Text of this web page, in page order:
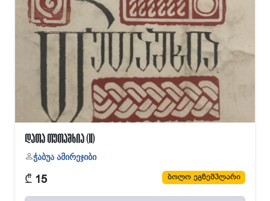
დათა თუთაშხია (II)
ჭაბუა ამირეჯიბი
₾ 15 ბოლო ეგზემპლარი